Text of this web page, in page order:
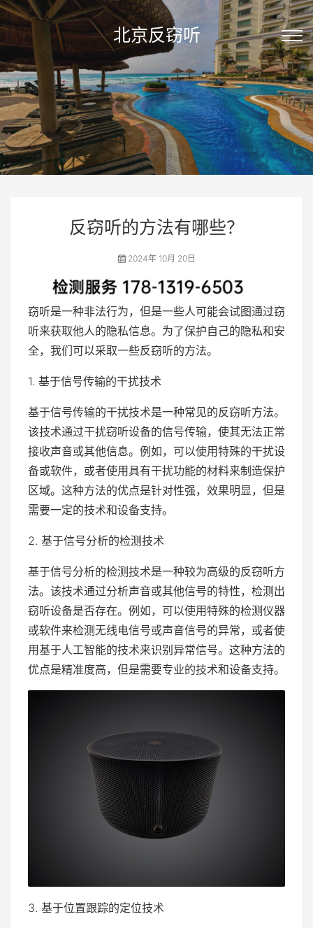
北京反窃听
反窃听的方法有哪些？
2024年 10月 20日
窃听是一种非法行为，但是一些人可能会试图通过窃
听来获取他人的隐私信息。为了保护自己的隐私和安
全，我们可以采取一些反窃听的方法。
1. 基于信号传输的干扰技术
基于信号传输的干扰技术是一种常见的反窃听方法。
该技术通过干扰窃听设备的信号传输，使其无法正常
接收声音或其他信息。例如，可以使用特殊的干扰设
备或软件，或者使用具有干扰功能的材料来制造保护
区域。这种方法的优点是针对性强，效果明显，但是
需要一定的技术和设备支持。
2. 基于信号分析的检测技术
基于信号分析的检测技术是一种较为高级的反窃听方
法。该技术通过分析声音或其他信号的特性，检测出
窃听设备是否存在。例如，可以使用特殊的检测仪器
或软件来检测无线电信号或声音信号的异常，或者使
用基于人工智能的技术来识别异常信号。这种方法的
优点是精准度高，但是需要专业的技术和设备支持。
3. 基于位置跟踪的定位技术